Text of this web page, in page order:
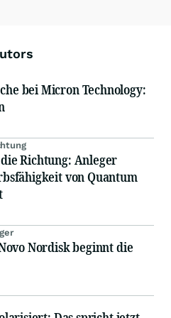
bei Micron Technology:
Richtung: Anleger
von Quantum
Nordisk beginnt die